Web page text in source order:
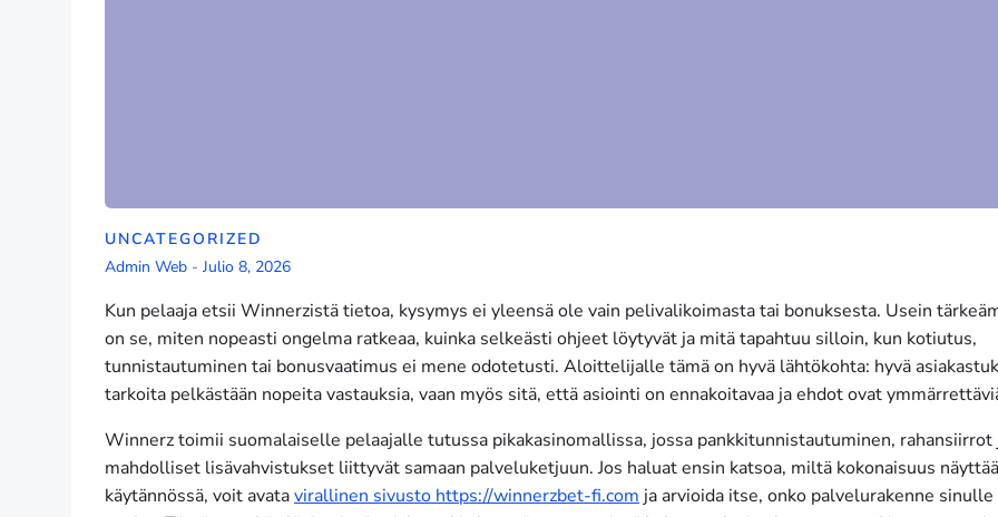
UNCATEGORIZED
Admin Web - Julio 8, 2026
Kun pelaaja etsii Winnerzistä tietoa, kysymys ei yleensä ole vain pelivalikoimasta tai bonuksesta. Usein
on se, miten nopeasti ongelma ratkeaa, kuinka selkeästi ohjeet löytyvät ja mitä tapahtuu silloin, kun kotiutus,
tunnistautuminen tai bonusvaatimus ei mene odotetusti. Aloittelijalle tämä on hyvä lähtökohta: hyvä
tarkoita pelkästään nopeita vastauksia, vaan myös sitä, että asiointi on ennakoitavaa ja ehdot ovat
Winnerz toimii suomalaiselle pelaajalle tutussa pikakasinomallissa, jossa pankkitunnistautuminen, rahansiirrot
mahdolliset lisävahvistukset liittyvät samaan palveluketjuun. Jos haluat ensin katsoa, miltä kokonaisuus näyttää
käytännössä, voit avatavirallinen sivusto https://winnerzbet-fi.com ja arvioida itse, onko palvelurakenne sinulle